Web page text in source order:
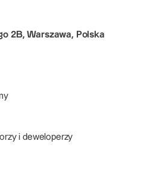
2B, Warszawa, Polska
i deweloperzy